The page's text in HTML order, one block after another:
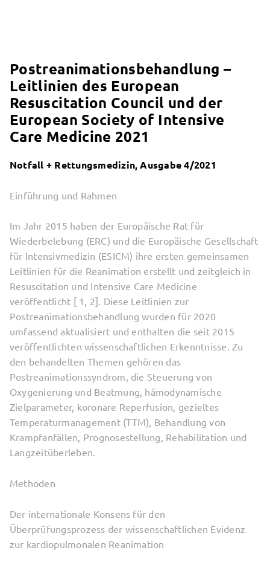
Postreanimationsbehandlung –
Leitlinien des European
Resuscitation Council und der
European Society of Intensive
Care Medicine 2021
Notfall + Rettungsmedizin, Ausgabe 4/2021
Einführung und Rahmen
Im Jahr 2015 haben der Europäische Rat für
Wiederbelebung (ERC) und die Europäische Gesellschaft
für Intensivmedizin (ESICM) ihre ersten gemeinsamen
Leitlinien für die Reanimation erstellt und zeitgleich in
Resuscitation und Intensive Care Medicine
veröffentlicht [ 1, 2]. Diese Leitlinien zur
Postreanimationsbehandlung wurden für 2020
umfassend aktualisiert und enthalten die seit 2015
veröffentlichten wissenschaftlichen Erkenntnisse. Zu
den behandelten Themen gehören das
Postreanimationssyndrom, die Steuerung von
Oxygenierung und Beatmung, hämodynamische
Zielparameter, koronare Reperfusion, gezieltes
Temperaturmanagement (TTM), Behandlung von
Krampfanfällen, Prognosestellung, Rehabilitation und
Langzeitüberleben.
Methoden
Der internationale Konsens für den
Überprüfungsprozess der wissenschaftlichen Evidenz
zur kardiopulmonalen Reanimation